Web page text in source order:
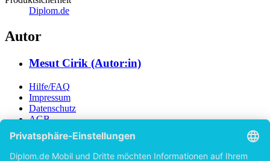
Produktsicherheit
Hilfe/FAQ
Impressum
Datenschutz
AGB
Vertrag widerrufen